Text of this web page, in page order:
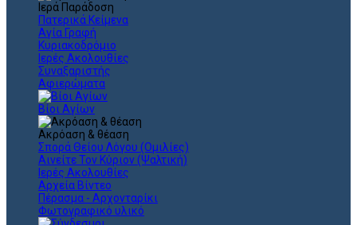
Ιερά Παράδοση
Πατερικά Κείμενα
Αγία Γραφή
Κυριακοδρόμιο
Ιερές Ακολουθίες
Συναξαριστής
Αφιερώματα
Βίοι Αγίων
Ακρόαση & θέαση
Σπορά Θείου Λόγου (Ομιλίες)
Αινείτε Τον Κύριον (Ψαλτική)
Ιερές Ακολουθίες
Αρχεία Βίντεο
Πέρασμα - Αρχονταρίκι
Φωτογραφικό υλικό